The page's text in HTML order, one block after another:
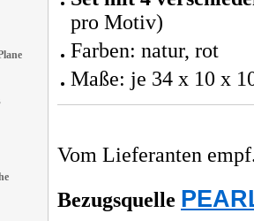
pro Motiv)
Farben: natur, rot
Maße: je 34 x 10 x
Vom Lieferanten
Bezugsquelle